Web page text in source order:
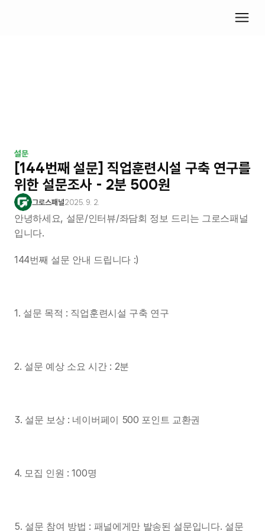
설문
[144번째 설문] 직업훈련시설 구축 연구를
위한 설문조사 - 2분 500원
그로스패널2025. 9. 2.
안녕하세요, 설문/인터뷰/좌담회 정보 드리는 그로스패널
입니다.
144번째 설문 안내 드립니다 :)
1. 설문 목적 : 직업훈련시설 구축 연구
2. 설문 예상 소요 시간 : 2분
3. 설문 보상 : 네이버페이 500 포인트 교환권
4. 모집 인원 : 100명
5. 설문 참여 방법 : 패널에게만 발송된 설문입니다. 설문